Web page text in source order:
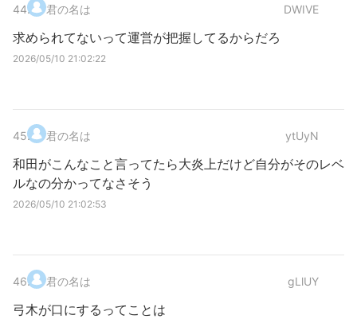
44. 君の名は DWIVE
求められてないって運営が把握してるからだろ
2026/05/10 21:02:22
45. 君の名は ytUyN
和田がこんなこと言ってたら大炎上だけど自分がそのレベ
ルなの分かってなさそう
2026/05/10 21:02:53
46. 君の名は gLlUY
弓木が口にするってことは